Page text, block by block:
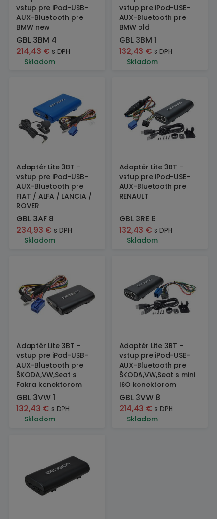
vstup pre iPod-USB-
AUX-Bluetooth pre
BMW new
GBL 3BM 4
214,43 € s DPH
Skladom
vstup pre iPod-USB-
AUX-Bluetooth pre
BMW old
GBL 3BM 1
132,43 € s DPH
Skladom
Adaptér Lite 3BT -
vstup pre iPod-USB-
AUX-Bluetooth pre
FIAT / ALFA / LANCIA /
ROVER
GBL 3AF 8
234,93 € s DPH
Skladom
Adaptér Lite 3BT -
vstup pre iPod-USB-
AUX-Bluetooth pre
RENAULT
GBL 3RE 8
132,43 € s DPH
Skladom
Adaptér Lite 3BT -
vstup pre iPod-USB-
AUX-Bluetooth pre
ŠKODA,VW,Seat s
Fakra konektorom
GBL 3VW 1
132,43 € s DPH
Skladom
Adaptér Lite 3BT -
vstup pre iPod-USB-
AUX-Bluetooth pre
ŠKODA,VW,Seat s mini
ISO konektorom
GBL 3VW 8
214,43 € s DPH
Skladom